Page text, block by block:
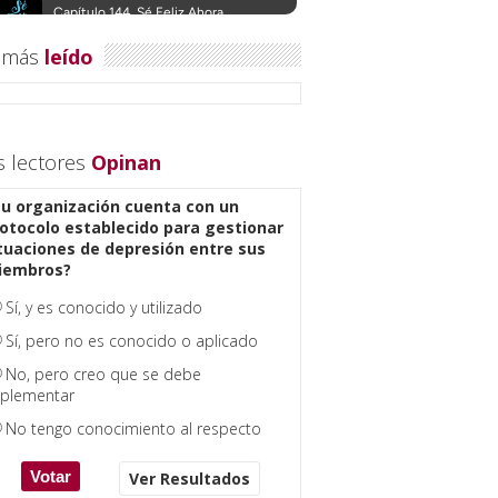
leído
lectores Opinan
organización cuenta con un
establecido para gestionar
de depresión entre sus
Sí, y es conocido y utilizado
Sí, pero no es conocido o aplicado
No, pero creo que se debe
No tengo conocimiento al respecto
Ver Resultados